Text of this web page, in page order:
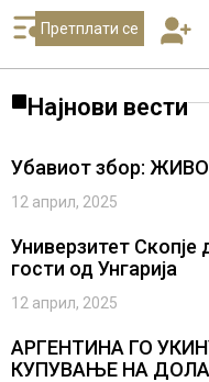
Претплати се
Најнови вести
Убавиот збор:
12 април, 2025
Универзитет
гости од Унгарија
12 април, 2025
АРГЕНТИНА ГО
КУПУВАЊЕ НА